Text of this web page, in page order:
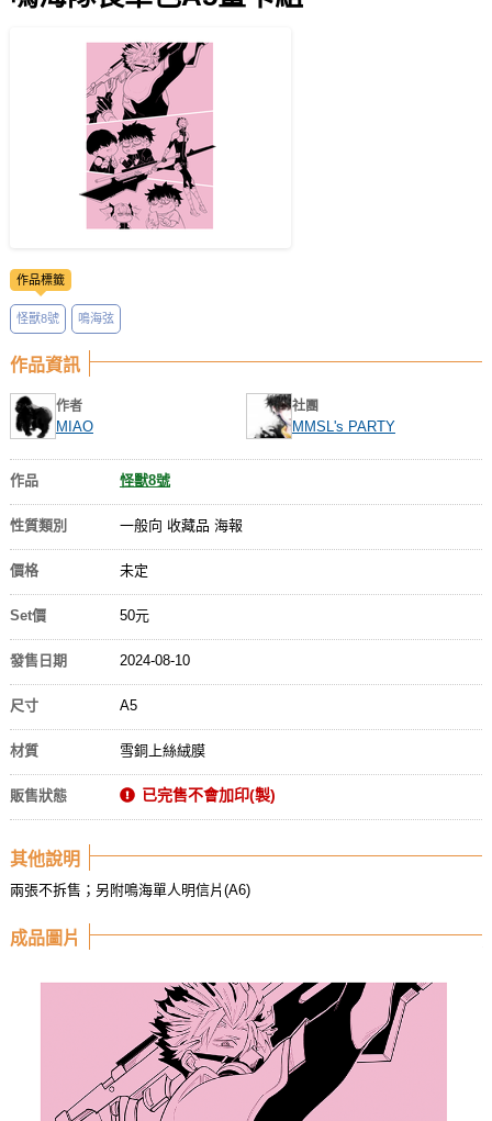
會員中心
註冊會員
登入
作品標籤
怪獸8號 鳴海弦
作品資訊
作者
MIAO
社團
MMSL's PARTY
作品 怪獸8號
性質類別 一般向 收藏品 海報
價格 未定
Set價 50元
發售日期 2024-08-10
尺寸 A5
材質 雪銅上絲絨膜
販售狀態 已完售不會加印(製)
其他說明
兩張不拆售；另附鳴海單人明信片(A6)
成品圖片